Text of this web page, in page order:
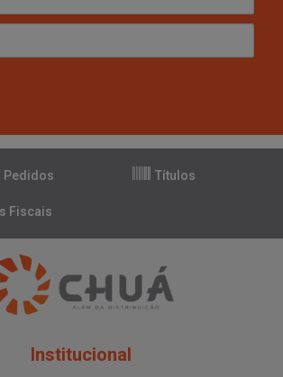
Pedidos Títulos
Fiscais
Institucional